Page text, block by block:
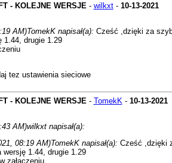
- KOLEJNE WERSJE - wilkxt- 10-13-2021
AM)TomekK napisał(a): Cześć ,dzięki za
1.44, drugie 1.29
tez ustawienia sieciowe
- KOLEJNE WERSJE - TomekK - 10-13-2021
AM)wilkxt napisał(a):
08:19 AM)TomekK napisał(a): Cześć ,dzięki
wersję 1.44, drugie 1.29
załączeniu